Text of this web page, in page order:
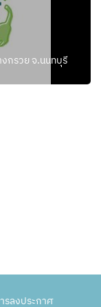
กรวย จ.นนทบุรี
รลงประกาศ